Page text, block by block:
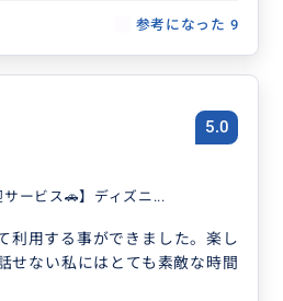
参考になった 9
5.0
サービス🚗】ディズニ...
利用する事ができました。楽し
せない私にはとても素敵な時間